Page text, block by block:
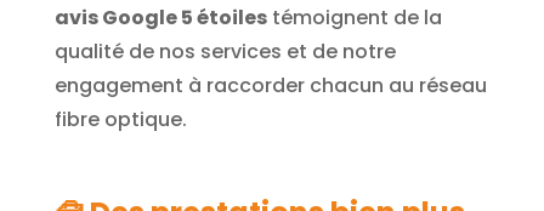
avis Google 5 étoilestémoignent de la
qualité de nos services et de notre
engagement à raccorder chacun au réseau
fibre optique.